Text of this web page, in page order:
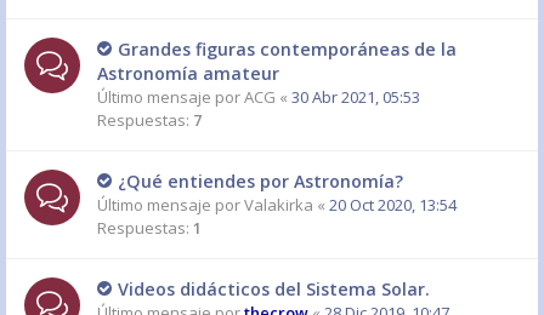
Grandes figuras contemporáneas de la
Astronomía amateur
Último mensaje porACG « 30 Abr 2021, 05:53
Respuestas: 7
¿Qué entiendes por Astronomía?
Último mensaje porValakirka « 20 Oct 2020, 13:54
Respuestas: 1
Videos didácticos del Sistema Solar.